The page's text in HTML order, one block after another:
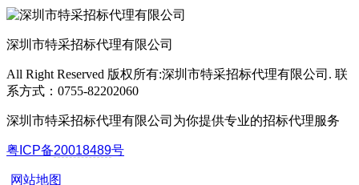
深圳市特采招标代理有限公司
All Right Reserved 版权所有:深圳市特采招标代理有限公司. 联
系方式：0755-82202060
深圳市特采招标代理有限公司为你提供专业的招标代理服务
粤ICP备20018489号
网站地图